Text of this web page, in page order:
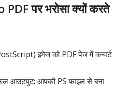
पर भरोसा क्यों करते
इमेज को PDF पेज में कन्वर्ट
आउटपुट: आपकी PS फाइल से बना